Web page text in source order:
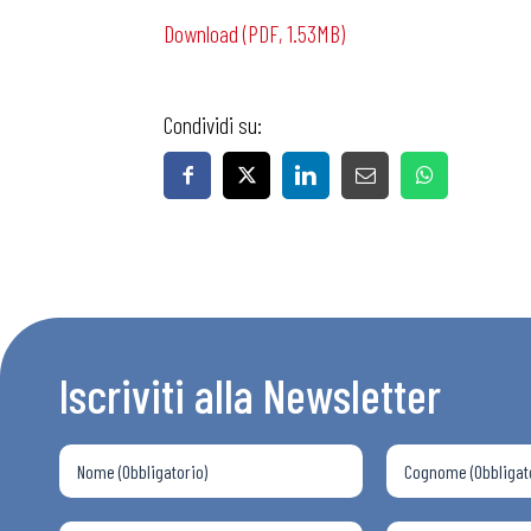
Chi Siamo
Download (PDF, 1.53MB)
Condividi su:
Iscriviti alla Newsletter